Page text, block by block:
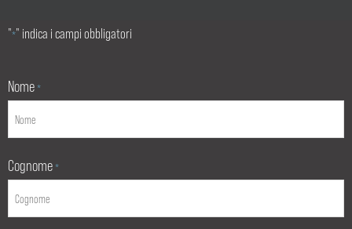
"*" indica i campi obbligatori
Nome *
Cognome *